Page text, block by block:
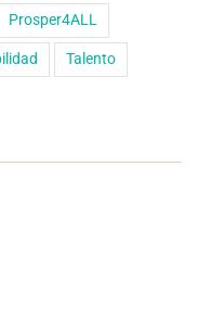
Prosper4ALL
Talento